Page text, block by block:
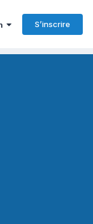
S’inscrire